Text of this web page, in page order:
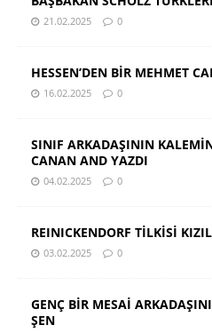
21.02.2025 0
HESSEN’DEN BİR MEHMET
16.02.2025 0
SINIF ARKADAŞININ
CANAN AND YAZDI
04.02.2025 0
REINICKENDORF TİLKİSİ
03.02.2025 0
GENÇ BİR MESAİ
ŞEN